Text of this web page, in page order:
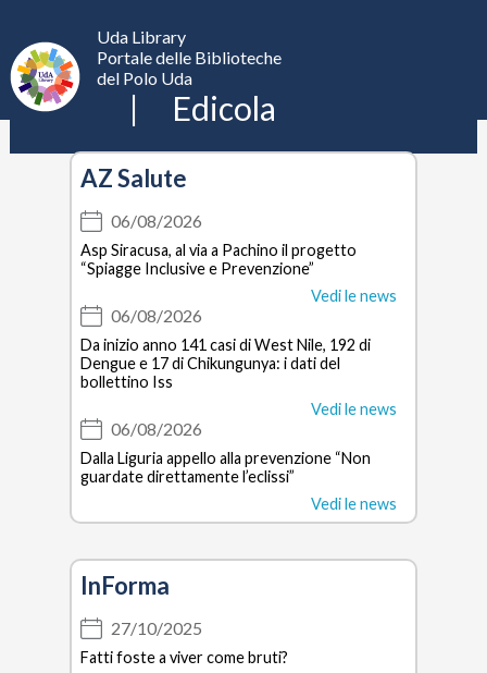
Edicola
UdaLibrary
Uda Library
Portale delle Biblioteche
del Polo Uda
Edicola
AZ Salute
06/08/2026
Asp Siracusa, al via a Pachino il progetto
“Spiagge Inclusive e Prevenzione”
Vedi le news
06/08/2026
Da inizio anno 141 casi di West Nile, 192 di
Dengue e 17 di Chikungunya: i dati del
bollettino Iss
Vedi le news
06/08/2026
Dalla Liguria appello alla prevenzione “Non
guardate direttamente l’eclissi”
Vedi le news
InForma
27/10/2025
Fatti foste a viver come bruti?